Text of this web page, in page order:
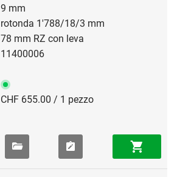
9 mm
rotonda 1'788/18/3 mm
78 mm RZ con leva
11400006
CHF 655.00 / 1 pezzo